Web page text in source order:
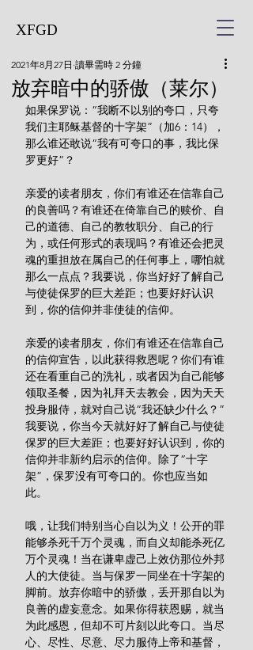
XFGD
放弃暗中的骄傲（莱尔）
2021年8月27日 讀畢需時 2 分鐘
如果保罗说：“我断不以别的夸口，只夸
我们主耶稣基督的十字架”（加6：14），
那么谁还敢说“我有可夸口的事，我比保
罗更好”？
亲爱的读者朋友，你们有谁还在信靠自己
的良善吗？有谁还在倚靠自己的赎价、自
己的道德、自己的教牧职分、自己的行
为，或任何形式的表现吗？有谁还会把灵
魂的重担放在属自己的任何事上，哪怕就
那么一点点？我要说，你当好好了解自己
与使徒保罗的巨大差距；也要好好认识
到，你的信仰并非使徒的信仰。
亲爱的读者朋友，你们有谁还在信靠自己
的信仰宣告，以此获得救恩呢？你们有谁
还在看重自己的洗礼，或者因为自己能够
领取圣餐，因为礼拜天去教会，因为天天
投身服侍，就对自己说“我还缺少什么？”
我要说，你当今天就好好了解自己与使徒
保罗的巨大差距；也要好好认识到，你的
信仰并非新约启示的信仰。除了“十字
架”，保罗没有可夸口的。你也应当如
此。
哦，让我们特别当心自以为义！公开的罪
能够杀死千万个灵魂，而自义却能杀死亿
万个灵魂！当在谦卑虚己上效仿那位外邦
人的大使徒。当与保罗一同坐在十字架的
脚前。放弃你暗中的骄傲，丢开那自以为
良善的虚妄意念。如果你得获恩赐，就当
为此感恩，但却不可片刻以此夸口。当尽
心、尽性、尽意、尽力服侍上帝和基督，